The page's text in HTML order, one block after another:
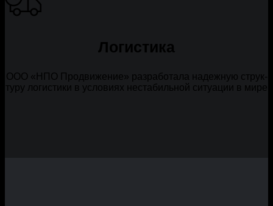
Логистика
ООО «НПО Про­дви­же­ние» раз­ра­бо­та­ла надеж­ную струк­
ту­ру логи­сти­ки в усло­ви­ях неста­биль­ной ситу­а­ции в мире